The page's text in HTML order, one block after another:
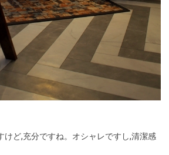
けど,充分ですね。オシャレですし,清潔感